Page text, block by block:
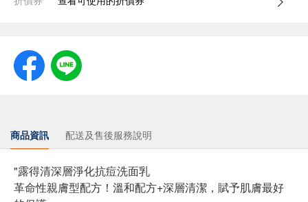
商品資訊 配送及售後服務說明
"露得清深層淨化抗痘洗面乳
革命性親膚型配方！溫和配方+深層清潔，賦予肌膚最好